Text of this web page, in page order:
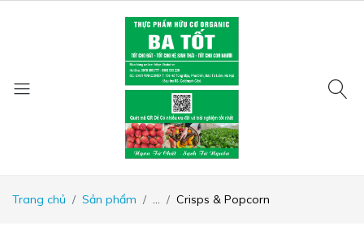
Trang chủ Sản phẩm ... Crisps & Popcorn